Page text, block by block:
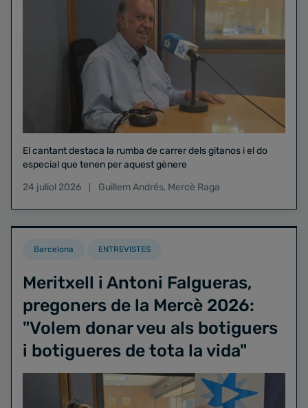
El cantant destaca la rumba de carrer dels gitanos i el do
especial que tenen per aquest gènere
24 juliol 2026
Guillem Andrés, Mercè Raga
Barcelona ENTREVISTES
Meritxell i Antoni Falgueras,
pregoners de la Mercè 2026:
"Volem donar veu als botiguers
i botigueres de tota la vida"